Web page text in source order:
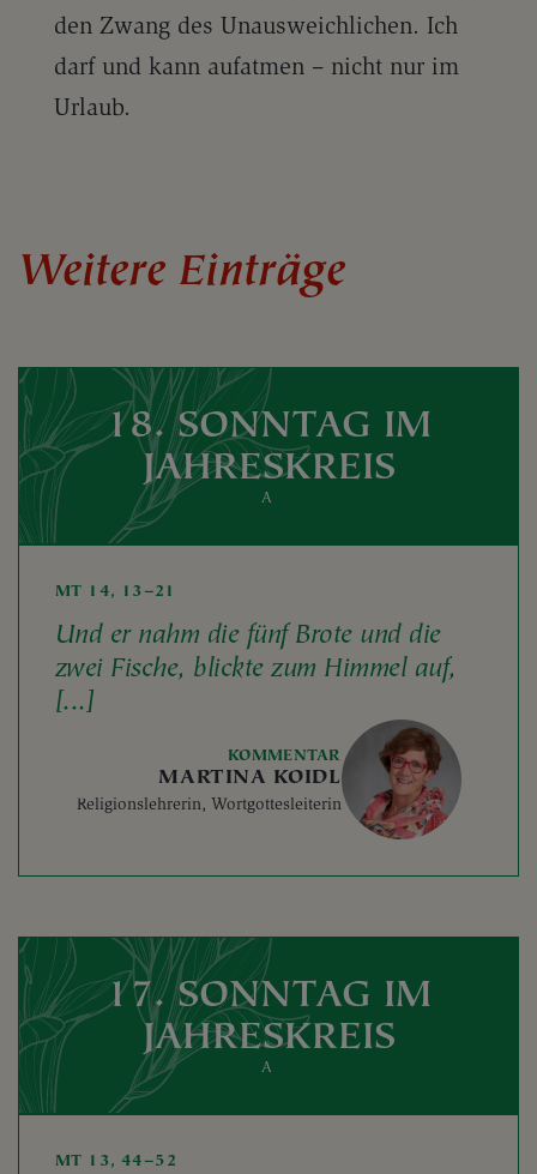
den Zwang des Unausweichlichen. Ich
darf und kann aufatmen – nicht nur im
Urlaub.
Weitere Einträge
18. SONNTAG IM
JAHRESKREIS
A
MT 14, 13–21
Und er nahm die fünf Brote und die
zwei Fische, blickte zum Himmel auf,
[...]
KOMMENTAR
MARTINA KOIDL
Religionslehrerin, Wortgottesleiterin
17. SONNTAG IM
JAHRESKREIS
A
MT 13, 44–52